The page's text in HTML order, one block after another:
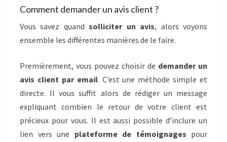
Comment demander un avis client ?
Vous savez quandsolliciter un avis, alors voyons
ensemble les différentes manières de le faire.
Premièrement, vous pouvez choisir de demander un
avis client par email. C’est une méthode simple et
directe. Il vous suffit alors de rédiger un message
expliquant combien le retour de votre client est
précieux pour vous. Il est aussi possible d’inclure un
lien vers une plateforme de témoignages pour